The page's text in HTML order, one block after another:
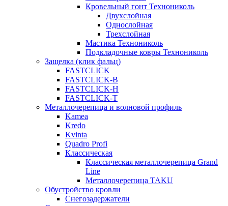
Кровельный гонт Технониколь
Двухслойная
Однослойная
Трехслойная
Мастика Технониколь
Подкладочные ковры Технониколь
Защелка (клик фальц)
FASTCLICK
FASTCLICK-B
FASTCLICK-H
FASTCLICK-T
Металлочерепица и волновой профиль
Kamea
Kredo
Kvinta
Quadro Profi
Классическая
Классическая металлочерепица Grand
Line
Металлочерепица TAKU
Обустройство кровли
Снегозадержатели